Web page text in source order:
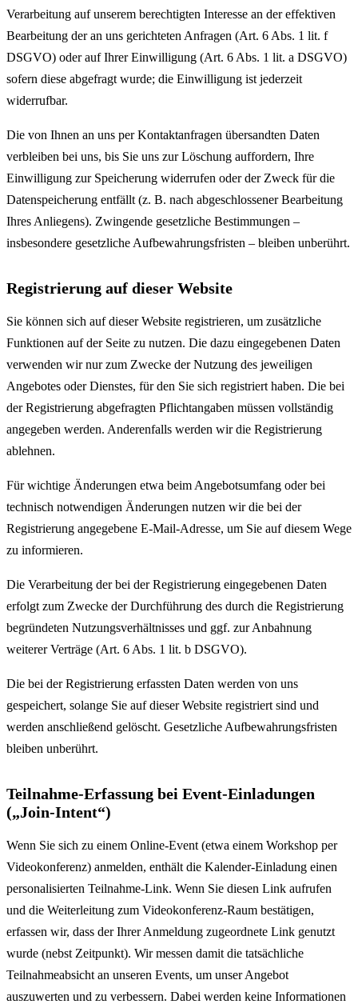
Verarbeitung auf unserem berechtigten Interesse an der effektiven
Bearbeitung der an uns gerichteten Anfragen (Art. 6 Abs. 1 lit. f
DSGVO) oder auf Ihrer Einwilligung (Art. 6 Abs. 1 lit. a DSGVO)
sofern diese abgefragt wurde; die Einwilligung ist jederzeit
widerrufbar.
Die von Ihnen an uns per Kontaktanfragen übersandten Daten
verbleiben bei uns, bis Sie uns zur Löschung auffordern, Ihre
Einwilligung zur Speicherung widerrufen oder der Zweck für die
Datenspeicherung entfällt (z. B. nach abgeschlossener Bearbeitung
Ihres Anliegens). Zwingende gesetzliche Bestimmungen –
insbesondere gesetzliche Aufbewahrungsfristen – bleiben unberührt.
Registrierung auf dieser Website
Sie können sich auf dieser Website registrieren, um zusätzliche
Funktionen auf der Seite zu nutzen. Die dazu eingegebenen Daten
verwenden wir nur zum Zwecke der Nutzung des jeweiligen
Angebotes oder Dienstes, für den Sie sich registriert haben. Die bei
der Registrierung abgefragten Pflichtangaben müssen vollständig
angegeben werden. Anderenfalls werden wir die Registrierung
ablehnen.
Für wichtige Änderungen etwa beim Angebotsumfang oder bei
technisch notwendigen Änderungen nutzen wir die bei der
Registrierung angegebene E-Mail-Adresse, um Sie auf diesem Wege
zu informieren.
Die Verarbeitung der bei der Registrierung eingegebenen Daten
erfolgt zum Zwecke der Durchführung des durch die Registrierung
begründeten Nutzungsverhältnisses und ggf. zur Anbahnung
weiterer Verträge (Art. 6 Abs. 1 lit. b DSGVO).
Die bei der Registrierung erfassten Daten werden von uns
gespeichert, solange Sie auf dieser Website registriert sind und
werden anschließend gelöscht. Gesetzliche Aufbewahrungsfristen
bleiben unberührt.
Teilnahme-Erfassung bei Event-Einladungen
(„Join-Intent“)
Wenn Sie sich zu einem Online-Event (etwa einem Workshop per
Videokonferenz) anmelden, enthält die Kalender-Einladung einen
personalisierten Teilnahme-Link. Wenn Sie diesen Link aufrufen
und die Weiterleitung zum Videokonferenz-Raum bestätigen,
erfassen wir, dass der Ihrer Anmeldung zugeordnete Link genutzt
wurde (nebst Zeitpunkt). Wir messen damit die tatsächliche
Teilnahmeabsicht an unseren Events, um unser Angebot
auszuwerten und zu verbessern. Dabei werden keine Informationen